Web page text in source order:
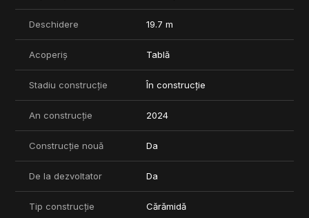
Deschidere 19.7 m
Acoperiș Tablă
Stadiu construcție În construcție
An construcție 2024
Construcție nouă Da
De la dezvoltator Da
Tip construcție Cărămidă